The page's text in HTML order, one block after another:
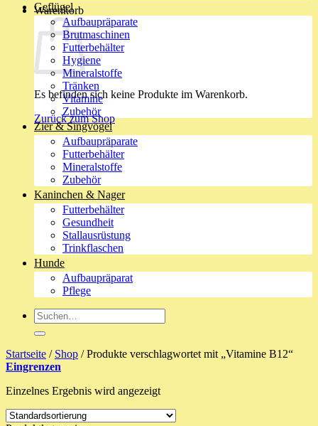
Warenkorb
Es befinden sich keine Produkte im Warenkorb.
Zurück zum Shop
Geflügel
Aufbaupräparate
Brutmaschinen
Futterbehälter
Hygiene
Mineralstoffe
Tränken
Vitamine
Zubehör
Zier & Singvögel
Aufbaupräparate
Futterbehälter
Mineralstoffe
Zubehör
Kaninchen & Nager
Futterbehälter
Gesundheit
Stallausrüstung
Trinkflaschen
Hunde
Aufbaupräparat
Pflege
Suche
nach:
Startseite / Shop /Produkte verschlagwortet mit „Vitamine B12“
Eingrenzen
Einzelnes Ergebnis wird angezeigt